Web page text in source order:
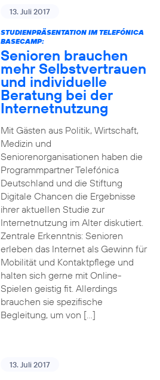
13. Juli 2017
STUDIENPRÄSENTATION IM TELEFÓNICA
BASECAMP:
Senioren brauchen
mehr Selbstvertrauen
und individuelle
Beratung bei der
Internetnutzung
Mit Gästen aus Politik, Wirtschaft,
Medizin und
Seniorenorganisationen haben die
Programmpartner Telefónica
Deutschland und die Stiftung
Digitale Chancen die Ergebnisse
ihrer aktuellen Studie zur
Internetnutzung im Alter diskutiert.
Zentrale Erkenntnis: Senioren
erleben das Internet als Gewinn für
Mobilität und Kontaktpflege und
halten sich gerne mit Online-
Spielen geistig fit. Allerdings
brauchen sie spezifische
Begleitung, um von […]
13. Juli 2017